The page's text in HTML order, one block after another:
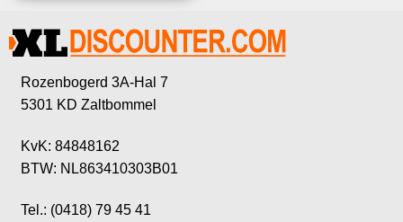
Rozenbogerd 3A-Hal 7
5301 KD Zaltbommel
KvK: 84848162
BTW: NL863410303B01
Tel.: (0418) 79 45 41